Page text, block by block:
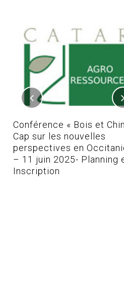
Conférence « Bois et
Cap sur les nouvelles
perspectives en
– 11 juin 2025- Planning
Inscription